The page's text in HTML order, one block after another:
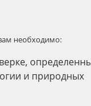
необходимо:
и природных